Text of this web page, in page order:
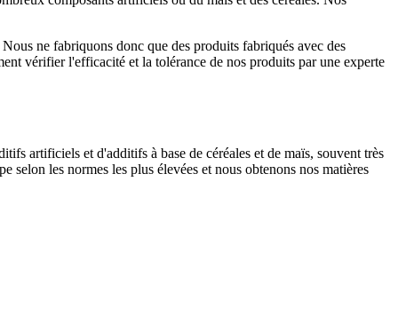
ne fabriquons donc que des produits fabriqués avec des
vérifier l'efficacité et la tolérance de nos produits par une experte
artificiels et d'additifs à base de céréales et de maïs, souvent très
les normes les plus élevées et nous obtenons nos matières